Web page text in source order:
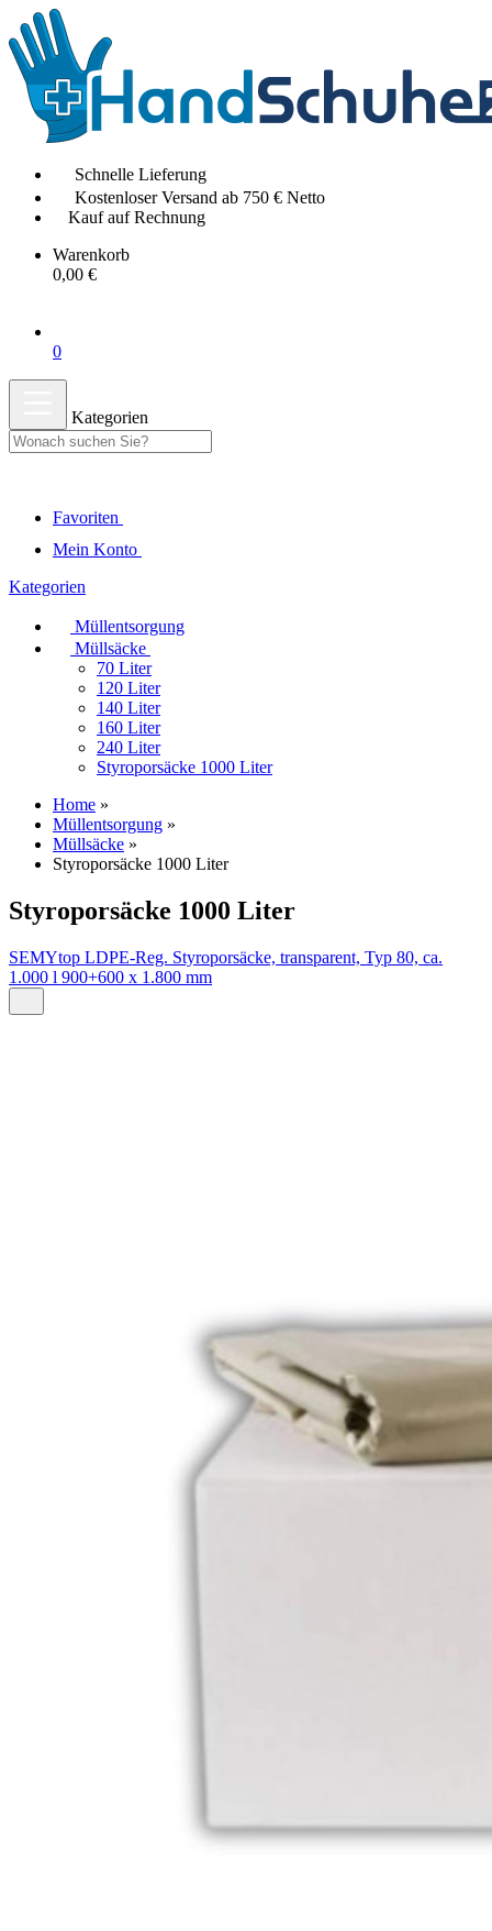
Schnelle Lieferung
Kostenloser Versand ab 750 € Netto
Kauf auf Rechnung
Warenkorb
0,00 €
0
Kategorien
Favoriten
Mein Konto
Kategorien
Müllentsorgung
Müllsäcke
70 Liter
120 Liter
140 Liter
160 Liter
240 Liter
Styroporsäcke 1000 Liter
Home »
Müllentsorgung »
Müllsäcke »
Styroporsäcke 1000 Liter
Styroporsäcke 1000 Liter
SEMYtop LDPE-Reg. Styroporsäcke, transparent, Typ 80, ca.
1.000 l 900+600 x 1.800 mm